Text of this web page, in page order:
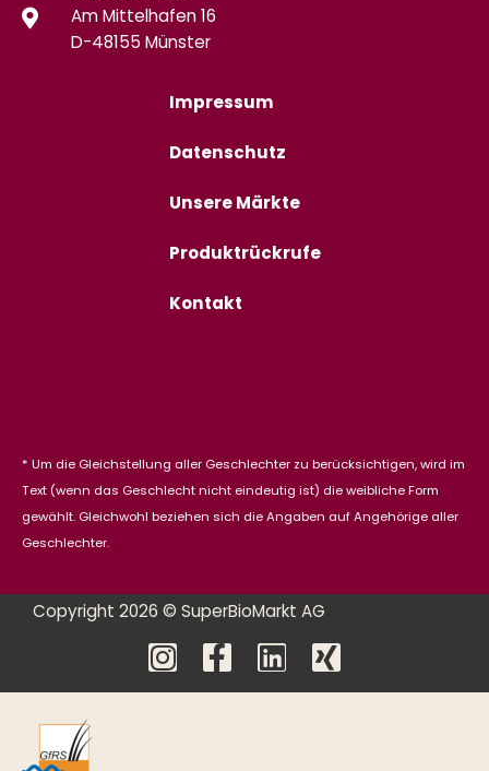
Am Mittelhafen 16
D-48155 Münster
Impressum
Datenschutz
Unsere Märkte
Produktrückrufe
Kontakt
* Um die Gleichstellung aller Geschlechter zu berücksichtigen, wird im
Text (wenn das Geschlecht nicht eindeutig ist) die weibliche Form
gewählt. Gleichwohl beziehen sich die Angaben auf Angehörige aller
Geschlechter.
Copyright 2026 © SuperBioMarkt AG